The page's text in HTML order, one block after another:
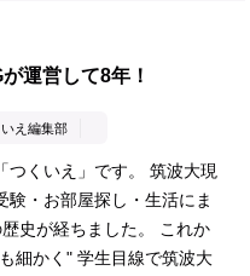
運営して8年！
え編集部
つくいえ」です。 筑波大現
・お部屋探し・生活にま
史が経ちました。 これか
細かく" 学生目線で筑波大